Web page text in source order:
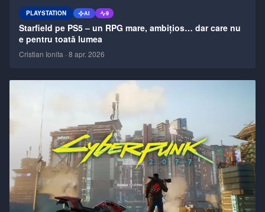
PLAYSTATION AI 9
Starfield pe PS5 – un RPG mare, ambițios… dar care nu
e pentru toată lumea
Cristian Ionita · 8 apr. 2026